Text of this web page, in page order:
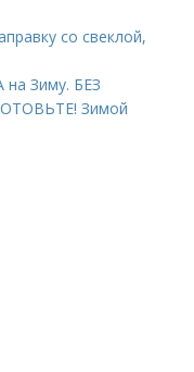
со свеклой,
Зиму. БЕЗ
Зимой